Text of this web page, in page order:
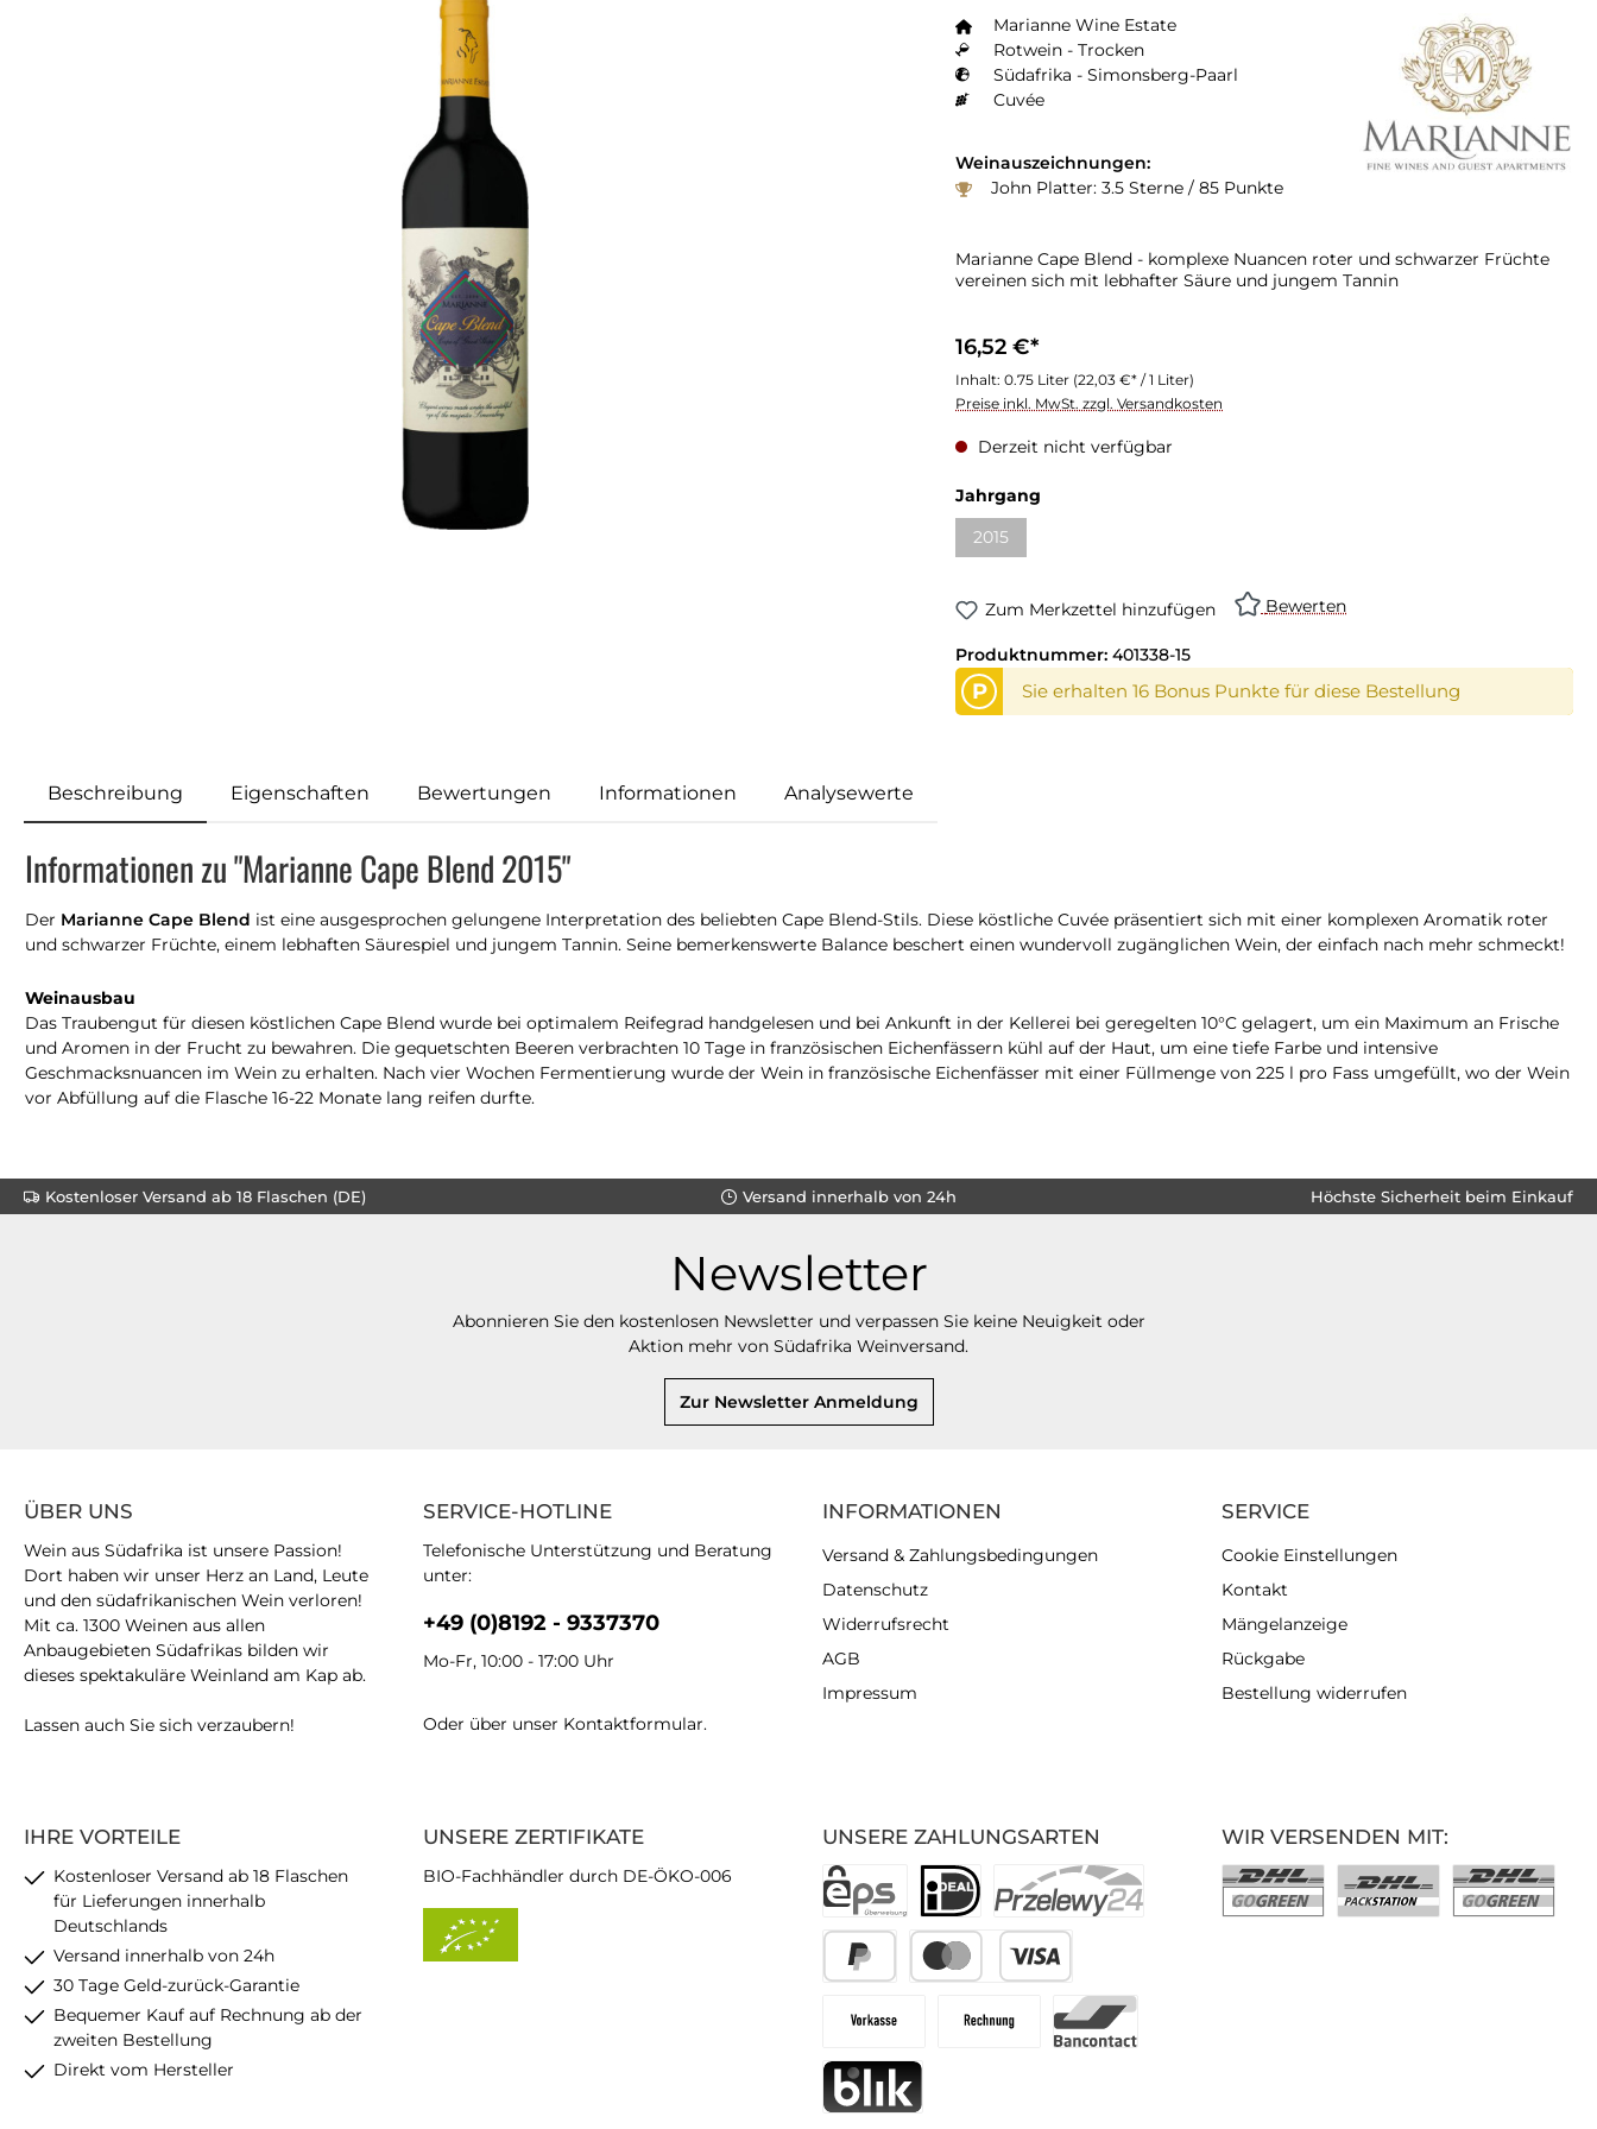
Marianne Wine Estate
Rotwein - Trocken
Südafrika - Simonsberg-Paarl
Cuvée
Weinauszeichnungen:
John Platter: 3.5 Sterne / 85 Punkte
Marianne Cape Blend - komplexe Nuancen roter und schwarzer Früchte
vereinen sich mit lebhafter Säure und jungem Tannin
16,52 €*
Inhalt: 0.75 Liter (22,03 €* / 1 Liter)
Preise inkl. MwSt. zzgl. Versandkosten
Derzeit nicht verfügbar
Jahrgang
2015
Zum Merkzettel hinzufügen Bewerten
Produktnummer: 401338-15
P Sie erhalten 16 Bonus Punkte für diese Bestellung
Beschreibung Eigenschaften Bewertungen Informationen Analysewerte
Informationen zu "Marianne Cape Blend 2015"
Der Marianne Cape Blend ist eine ausgesprochen gelungene Interpretation des beliebten Cape Blend-Stils. Diese köstliche Cuvée präsentiert sich mit einer komplexen Aromatik roter
und schwarzer Früchte, einem lebhaften Säurespiel und jungem Tannin. Seine bemerkenswerte Balance beschert einen wundervoll zugänglichen Wein, der einfach nach mehr schmeckt!
Weinausbau
Das Traubengut für diesen köstlichen Cape Blend wurde bei optimalem Reifegrad handgelesen und bei Ankunft in der Kellerei bei geregelten 10°C gelagert, um ein Maximum an Frische
und Aromen in der Frucht zu bewahren. Die gequetschten Beeren verbrachten 10 Tage in französischen Eichenfässern kühl auf der Haut, um eine tiefe Farbe und intensive
Geschmacksnuancen im Wein zu erhalten. Nach vier Wochen Fermentierung wurde der Wein in französische Eichenfässer mit einer Füllmenge von 225 l pro Fass umgefüllt, wo der Wein
vor Abfüllung auf die Flasche 16-22 Monate lang reifen durfte.
Kostenloser Versand ab 18 Flaschen (DE) Versand innerhalb von 24h Höchste Sicherheit beim Einkauf
Newsletter
Abonnieren Sie den kostenlosen Newsletter und verpassen Sie keine Neuigkeit oder
Aktion mehr von Südafrika Weinversand.
Zur Newsletter Anmeldung
SERVICE-HOTLINE
Telefonische Unterstützung und Beratung
unter:
+49 (0)8192 - 9337370
Mo-Fr, 10:00 - 17:00 Uhr
Oder über unser Kontaktformular.
IHRE VORTEILE
Kostenloser Versand ab 18 Flaschen
für Lieferungen innerhalb
Deutschlands
Versand innerhalb von 24h
30 Tage Geld-zurück-Garantie
Bequemer Kauf auf Rechnung ab der
zweiten Bestellung
Direkt vom Hersteller
UNSERE ZAHLUNGSARTEN
ÜBER UNS
Wein aus Südafrika ist unsere Passion!
Dort haben wir unser Herz an Land, Leute
und den südafrikanischen Wein verloren!
Mit ca. 1300 Weinen aus allen
Anbaugebieten Südafrikas bilden wir
dieses spektakuläre Weinland am Kap ab.
Lassen auch Sie sich verzaubern!
UNSERE ZERTIFIKATE
BIO-Fachhändler durch DE-ÖKO-006
INFORMATIONEN
Versand & Zahlungsbedingungen
Datenschutz
Widerrufsrecht
AGB
Impressum
SERVICE
Cookie Einstellungen
Kontakt
Mängelanzeige
Rückgabe
Bestellung widerrufen
WIR VERSENDEN MIT: